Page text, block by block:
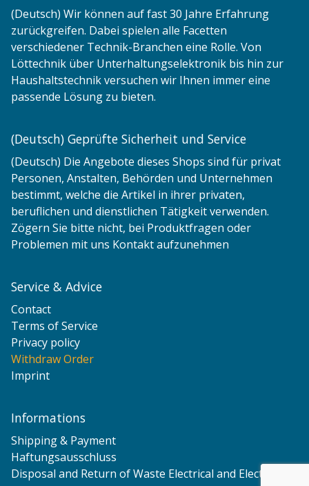
(Deutsch) Wir können auf fast 30 Jahre Erfahrung
zurückgreifen. Dabei spielen alle Facetten
verschiedener Technik-Branchen eine Rolle. Von
Löttechnik über Unterhaltungselektronik bis hin zur
Haushaltstechnik versuchen wir Ihnen immer eine
passende Lösung zu bieten.
Service & Advice
Contact
Terms of Service
Privacy policy
Withdraw Order
Imprint
Informations
Shipping & Payment
Haftungsausschluss
Disposal and Return of Waste Electrical and Electronic
(Deutsch) Geprüfte Sicherheit und Service
(Deutsch) Die Angebote dieses Shops sind für privat
Personen, Anstalten, Behörden und Unternehmen
bestimmt, welche die Artikel in ihrer privaten,
beruflichen und dienstlichen Tätigkeit verwenden.
Zögern Sie bitte nicht, bei Produktfragen oder
Problemen mit uns Kontakt aufzunehmen